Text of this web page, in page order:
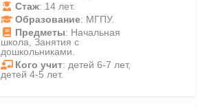
Стаж: 14 лет.
Образование: МГПУ.
Предметы: Начальная
школа, Занятия с
дошкольниками.
Кого учит: детей 6-7 лет,
детей 4-5 лет.